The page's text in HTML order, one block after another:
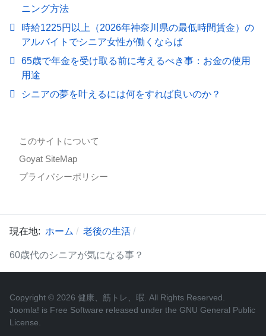
ニング方法
時給1225円以上（2026年神奈川県の最低時間賃金）の
アルバイトでシニア女性が働くならば
65歳で年金を受け取る前に考えるべき事：お金の使用
用途
シニアの夢を叶えるには何をすれば良いのか？
このサイトについて
Goyat SiteMap
プライバシーポリシー
現在地: ホーム 老後の生活
60歳代のシニアが気になる事？
Copyright © 2026 健康、筋トレ、暇. All Rights Reserved.
Joomla! is Free Software released under the GNU General Public
License.